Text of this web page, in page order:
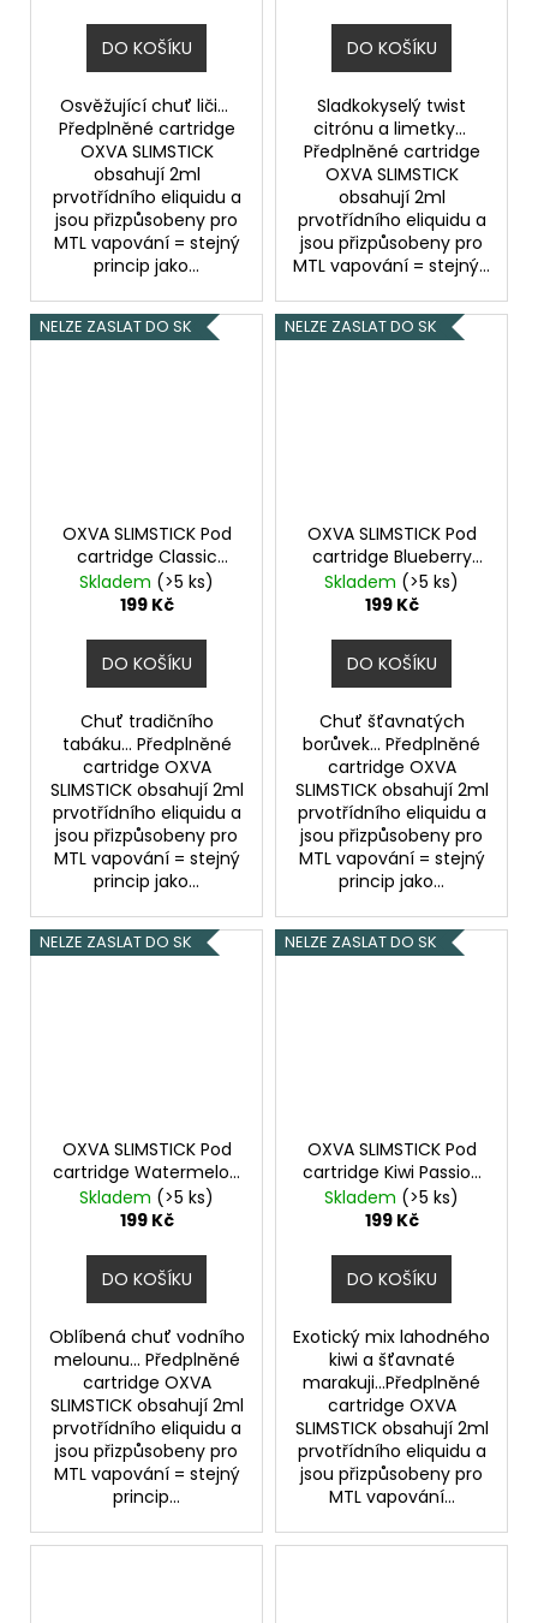
DO KOŠÍKU
Osvěžující chuť liči...
Předplněné cartridge
OXVA SLIMSTICK
obsahují 2ml
prvotřídního eliquidu a
jsou přizpůsobeny pro
MTL vapování = stejný
princip jako...
DO KOŠÍKU
Sladkokyselý twist
citrónu a limetky...
Předplněné cartridge
OXVA SLIMSTICK
obsahují 2ml
prvotřídního eliquidu a
jsou přizpůsobeny pro
MTL vapování = stejný...
NELZE ZASLAT DO SK
OXVA SLIMSTICK Pod
cartridge Classic
Tobacco 20mg 2Pack
Skladem (>5 ks)
199 Kč
DO KOŠÍKU
Chuť tradičního
tabáku... Předplněné
cartridge OXVA
SLIMSTICK obsahují 2ml
prvotřídního eliquidu a
jsou přizpůsobeny pro
MTL vapování = stejný
princip jako...
NELZE ZASLAT DO SK
OXVA SLIMSTICK Pod
cartridge Blueberry
20mg 2Pack
Skladem (>5 ks)
199 Kč
DO KOŠÍKU
Chuť šťavnatých
borůvek... Předplněné
cartridge OXVA
SLIMSTICK obsahují 2ml
prvotřídního eliquidu a
jsou přizpůsobeny pro
MTL vapování = stejný
princip jako...
NELZE ZASLAT DO SK
OXVA SLIMSTICK Pod
cartridge Watermelon
20mg 2Pack
Skladem (>5 ks)
199 Kč
DO KOŠÍKU
Oblíbená chuť vodního
melounu... Předplněné
cartridge OXVA
SLIMSTICK obsahují 2ml
prvotřídního eliquidu a
jsou přizpůsobeny pro
MTL vapování = stejný
princip...
NELZE ZASLAT DO SK
OXVA SLIMSTICK Pod
cartridge Kiwi Passion
Fruit 20mg 2Pack
Skladem (>5 ks)
199 Kč
DO KOŠÍKU
Exotický mix lahodného
kiwi a šťavnaté
marakuji...Předplněné
cartridge OXVA
SLIMSTICK obsahují 2ml
prvotřídního eliquidu a
jsou přizpůsobeny pro
MTL vapování...